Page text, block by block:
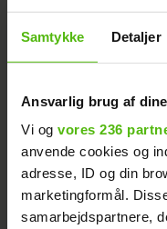
Samtykke Detaljer
Ansvarlig brug af
Vi og vores 236
anvende cookies og
adresse, ID og din
marketingformål.
samarbejdspartnere,
Sarah
graviditet: